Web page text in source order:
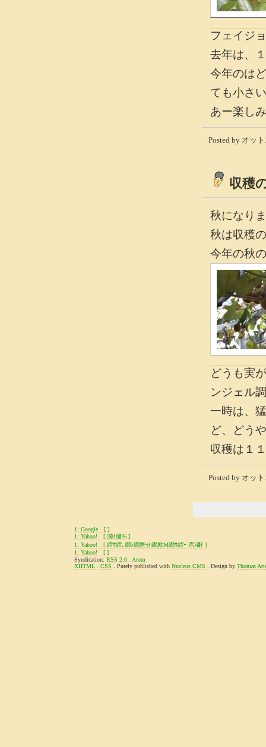
フェイジ
去年は、
今年のは
ても小さ
あー楽し
Posted by オッ
収穫
秋になり
秋は収穫
今年の秋
どうも実
ンジェル
一時は、
ど、どう
収穫は１
Posted by オッ
1: Google [ ]
1: Yahoo! [ 濶ｲ縺% ]
1: Yahoo! [ 繧ｹ繧､繝ｼ繝医せ繝励Μ繝ｳ繧ｰ 霑ｽ辭 ]
1: Yahoo! [ ]
Syndication: RSS 2.0
Atom
XHTML
CSS . Purely published with Nucleus CMS . Design by Thomas